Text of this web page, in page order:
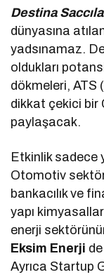
Destina
dünyasına
yadsınamaz.
oldukları
dökmeleri, ATS
dikkat çekici bir
paylaşacak.
Etkinlik sadece
Otomotiv
bankacılık ve
yapı
enerji
Eksim Enerji
Ayrıca Startup